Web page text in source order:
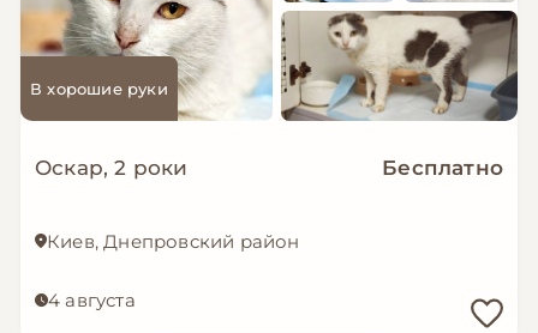
В хорошие руки
Оскар, 2 роки Бесплатно
Киев, Днепровский район
4 августа